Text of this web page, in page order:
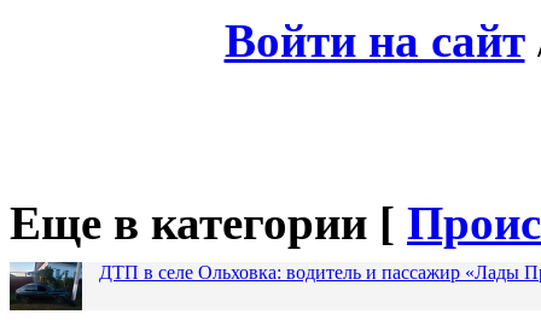
Войти на сайт
Еще в категории [
ДТП в селе Ольховка: водитель и пассажир «Лады